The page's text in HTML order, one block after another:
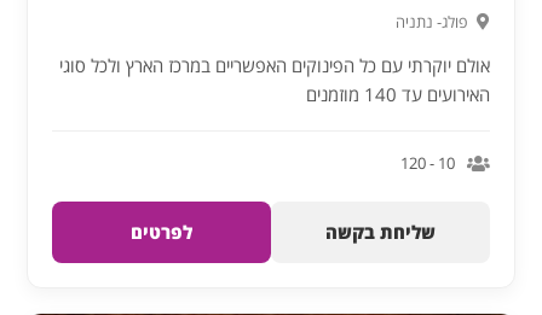
פולג- נתניה
אולם יוקרתי עם כל הפינוקים האפשריים במרכז הארץ ולכל סוגי
האירועים עד 140 מוזמנים
10 - 120
שליחת בקשה לפרטים